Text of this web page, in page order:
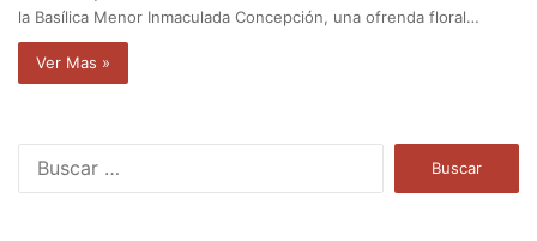
la Basílica Menor Inmaculada Concepción, una ofrenda floral…
Ver Mas »